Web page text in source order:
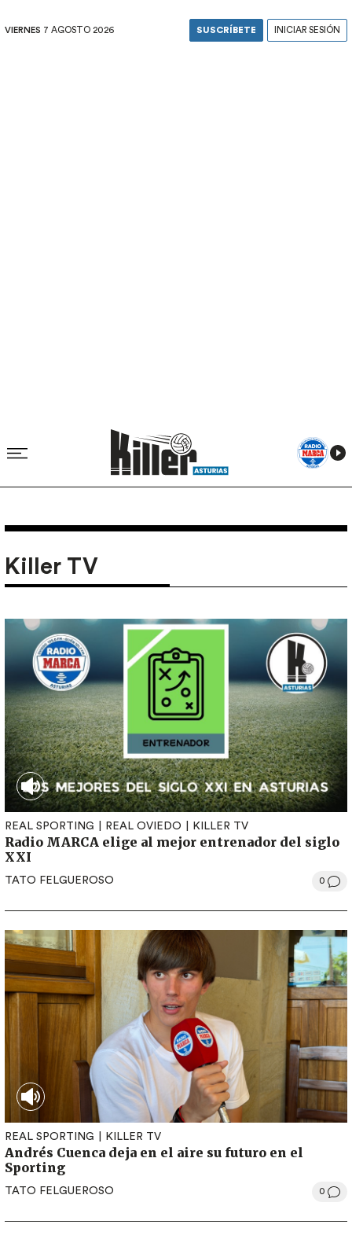
VIERNES 7 AGOSTO 2026 SUSCRÍBETE INICIAR SESIÓN
Killer TV
REAL SPORTING REAL OVIEDO KILLER TV
Radio MARCA elige al mejor entrenador del siglo
XXI
TATO FELGUEROSO 0
REAL SPORTING KILLER TV
Andrés Cuenca deja en el aire su futuro en el
Sporting
TATO FELGUEROSO 0